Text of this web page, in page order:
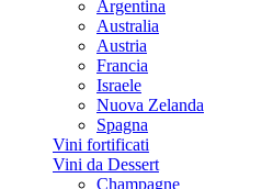
Argentina
Australia
Austria
Francia
Israele
Nuova Zelanda
Spagna
Vini fortificati
Vini da Dessert
Champagne